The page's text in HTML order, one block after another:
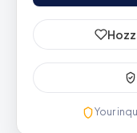
Your